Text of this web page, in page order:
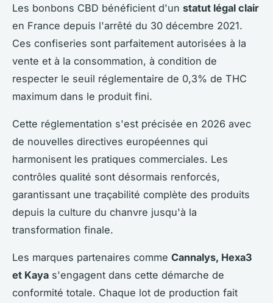
Les bonbons CBD bénéficient d'un statut légal clair
en France depuis l'arrêté du 30 décembre 2021.
Ces confiseries sont parfaitement autorisées à la
vente et à la consommation, à condition de
respecter le seuil réglementaire de 0,3% de THC
maximum dans le produit fini.
Cette réglementation s'est précisée en 2026 avec
de nouvelles directives européennes qui
harmonisent les pratiques commerciales. Les
contrôles qualité sont désormais renforcés,
garantissant une traçabilité complète des produits
depuis la culture du chanvre jusqu'à la
transformation finale.
Les marques partenaires comme Cannalys, Hexa3
et Kaya s'engagent dans cette démarche de
conformité totale. Chaque lot de production fait